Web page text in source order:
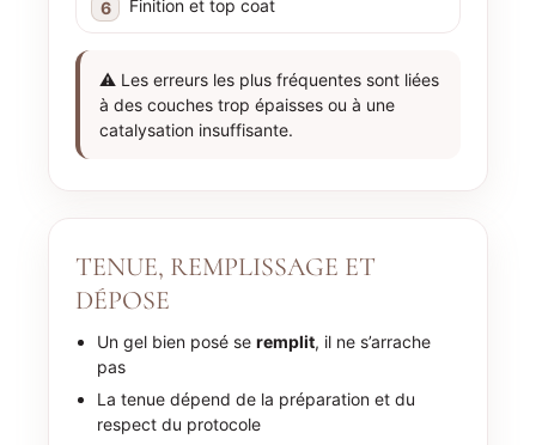
Finition et top coat
⚠️ Les erreurs les plus fréquentes sont liées
à des couches trop épaisses ou à une
catalysation insuffisante.
TENUE, REMPLISSAGE ET
DÉPOSE
Un gel bien posé se remplit, il ne s’arrache
pas
La tenue dépend de la préparation et du
respect du protocole